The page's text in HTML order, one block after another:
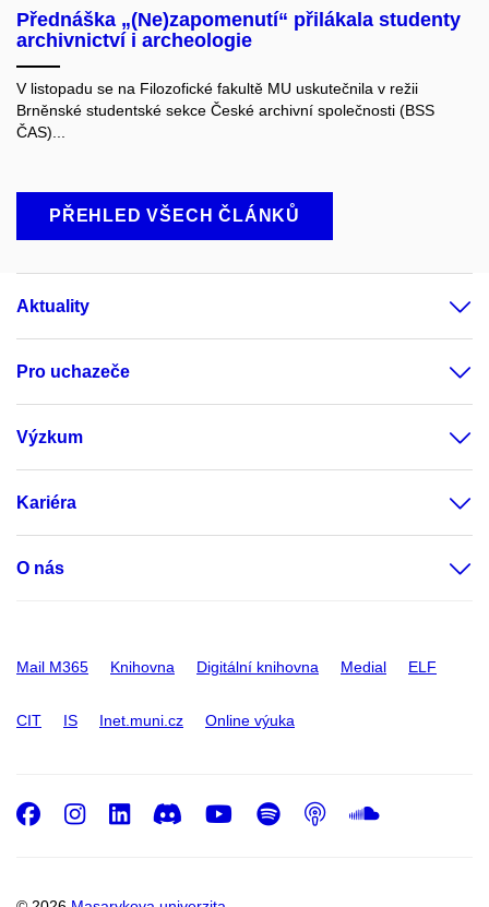
Přednáška „(Ne)zapomenutí“ přilákala studenty
archivnictví i archeologie
V listopadu se na Filozofické fakultě MU uskutečnila v režii
Brněnské studentské sekce České archivní společnosti (BSS
ČAS)...
PŘEHLED VŠECH ČLÁNKŮ
Aktuality
Pro uchazeče
Výzkum
Kariéra
O nás
Mail M365 Knihovna Digitální knihovna Medial ELF
CIT IS Inet.muni.cz Online výuka
Facebook
Instagram
LinkedIn
DiscordYoutube
Spotify
Podcast